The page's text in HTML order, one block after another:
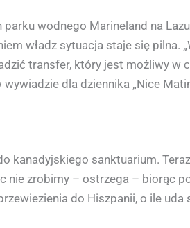
wodnego Marineland na
władz sytuacja staje się pilna.
transfer, który jest możliwy w
dla dziennika „Nice
kanadyjskiego sanktuarium.
nie zrobimy – ostrzega – biorąc
do Hiszpanii, o ile uda